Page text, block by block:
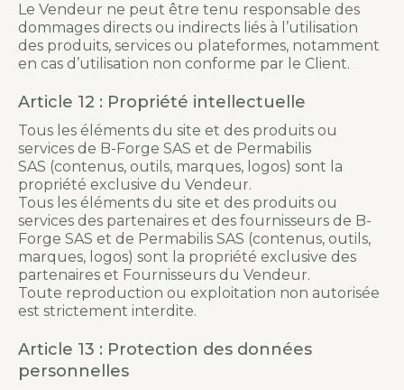
Le Vendeur ne peut être tenu responsable des
dommages directs ou indirects liés à l’utilisation
des produits, services ou plateformes, notamment
en cas d’utilisation non conforme par le Client.
Article 12 : Propriété intellectuelle
Tous les éléments du site et des produits ou
services de B-Forge SAS et de Permabilis
SAS (contenus, outils, marques, logos) sont la
propriété exclusive du Vendeur.
Tous les éléments du site et des produits ou
services des partenaires et des fournisseurs de B-
Forge SAS et de Permabilis SAS (contenus, outils,
marques, logos) sont la propriété exclusive des
partenaires et Fournisseurs du Vendeur.
Toute reproduction ou exploitation non autorisée
est strictement interdite.
Article 13 : Protection des données
personnelles